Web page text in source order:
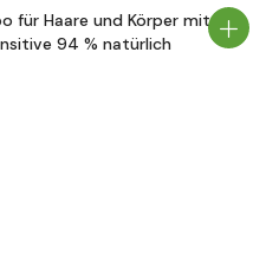
für Haare und Körper mit
94 % natürlich